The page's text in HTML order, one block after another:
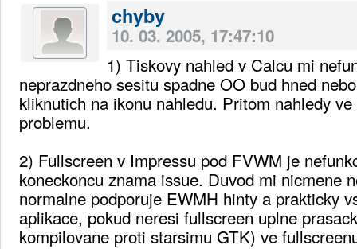
chyby
10. 03. 2005, 17:47:10
1) Tiskovy nahled v Calcu mi
neprazdneho sesitu spadne OO bud hned
kliknutich na ikonu nahledu. Pritom nahledy
problemu.
2) Fullscreen v Impressu pod FVWM je
koneckoncu znama issue. Duvod mi nicmene
normalne podporuje EWMH hinty a prakticky
aplikace, pokud neresi fullscreen uplne
kompilovane proti starsimu GTK) ve